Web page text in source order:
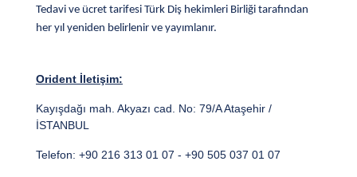
Tedavi ve ücret tarifesi Türk Diş hekimleri Birliği tarafından
her yıl yeniden belirlenir ve yayımlanır.
Orident İletişim:
Kayışdağı mah. Akyazı cad. No: 79/A Ataşehir /
İSTANBUL
Telefon: +90 216 313 01 07 - +90 505 037 01 07